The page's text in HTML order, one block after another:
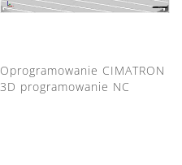
Oprogramowanie CIMATRON
3D programowanie NC